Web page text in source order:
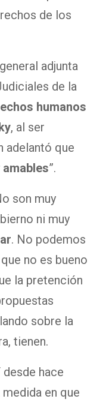
de los
adjunta
de la
humanos
, al ser
adelantó que
”.
son muy
ni muy
. No podemos
no es bueno
la pretención
sobre la
tienen.
desde hace
en que